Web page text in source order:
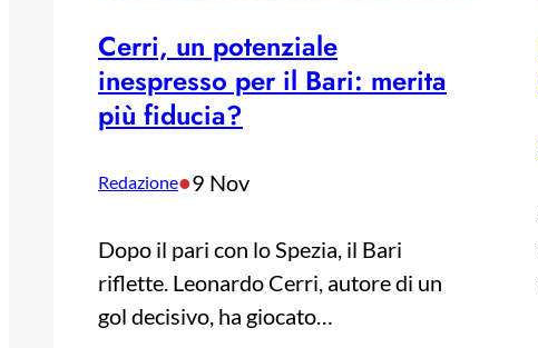
Cerri, un potenziale
inespresso per il Bari: merita
più fiducia?
Redazione•9 Nov
Dopo il pari con lo Spezia, il Bari
riflette. Leonardo Cerri, autore di un
gol decisivo, ha giocato…